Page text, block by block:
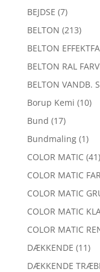
BEJDSE (7)
BELTON (213)
BELTON
BELTON RAL
BELTON VANDB.
Borup Kemi (10)
Bund (17)
Bundmaling (1)
COLOR MATIC (41)
COLOR MATIC
COLOR MATIC
COLOR MATIC
COLOR MATIC
DÆKKENDE (11)
DÆKKENDE